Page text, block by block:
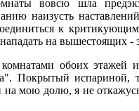
вовсю шла
наизусть
к
на вышестоящих -
обоих этажей
Покрытый испариной,
мою долю, я не